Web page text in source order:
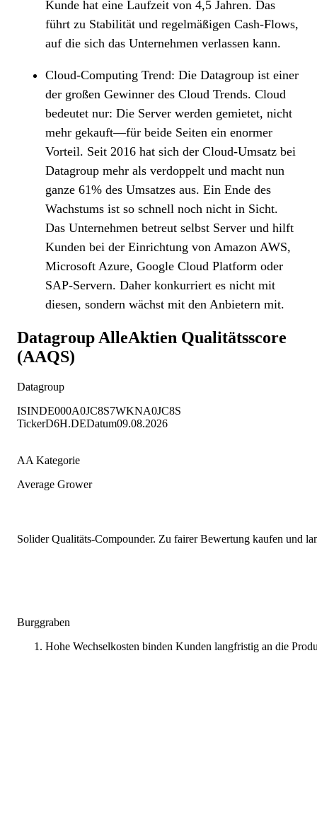
Kunde hat eine Laufzeit von 4,5 Jahren. Das
führt zu Stabilität und regelmäßigen Cash-Flows,
auf die sich das Unternehmen verlassen kann.
Cloud-Computing Trend: Die Datagroup ist einer
der großen Gewinner des Cloud Trends. Cloud
bedeutet nur: Die Server werden gemietet, nicht
mehr gekauft—für beide Seiten ein enormer
Vorteil. Seit 2016 hat sich der Cloud-Umsatz bei
Datagroup mehr als verdoppelt und macht nun
ganze 61% des Umsatzes aus. Ein Ende des
Wachstums ist so schnell noch nicht in Sicht.
Das Unternehmen betreut selbst Server und hilft
Kunden bei der Einrichtung von Amazon AWS,
Microsoft Azure, Google Cloud Platform oder
SAP-Servern. Daher konkurriert es nicht mit
diesen, sondern wächst mit den Anbietern mit.
Datagroup AlleAktien Qualitätsscore
(AAQS)
Datagroup
ISINDE000A0JC8S7WKNA0JC8S
TickerD6H.DEDatum09.08.2026
AA Kategorie
Average Grower
Solider Qualitäts-Compounder. Zu fairer Bewertung kaufen und
Burggraben
Hohe Wechselkosten binden Kunden langfristig an die